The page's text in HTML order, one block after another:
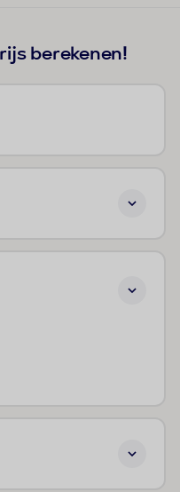
berekenen!